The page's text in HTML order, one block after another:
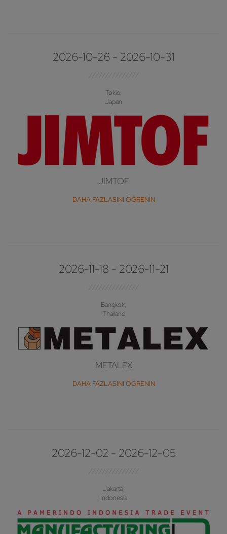
2026-10-26 - 2026-10-31
Tokio,
Japan
JIMTOF
DAHA FAZLASINI ÖĞRENIN
2026-11-18 - 2026-11-21
Bangkok,
Thailand
METALEX
DAHA FAZLASINI ÖĞRENIN
2026-12-02 - 2026-12-05
Jakarta,
Indonesia